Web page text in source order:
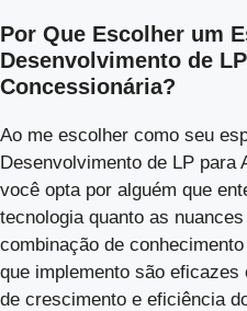
Por Que Escolher um
Desenvolvimento de
Concessionária?
Ao me escolher como seu
Desenvolvimento de LP para
você opta por alguém que
tecnologia quanto as
combinação de
que implemento são
de crescimento e eficiência